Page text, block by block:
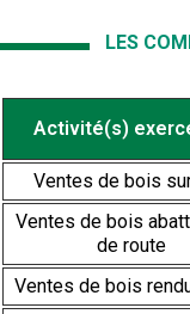
LES
Activité(s)
Ventes de bois
Ventes de bois
de route
Ventes de bois